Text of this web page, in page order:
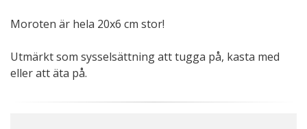
Moroten är hela 20x6 cm stor!
Utmärkt som sysselsättning att tugga på, kasta med
eller att äta på.